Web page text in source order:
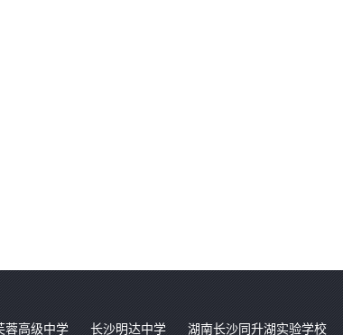
蓉高级中学 长沙明达中学 湖南长沙同升湖实验学校